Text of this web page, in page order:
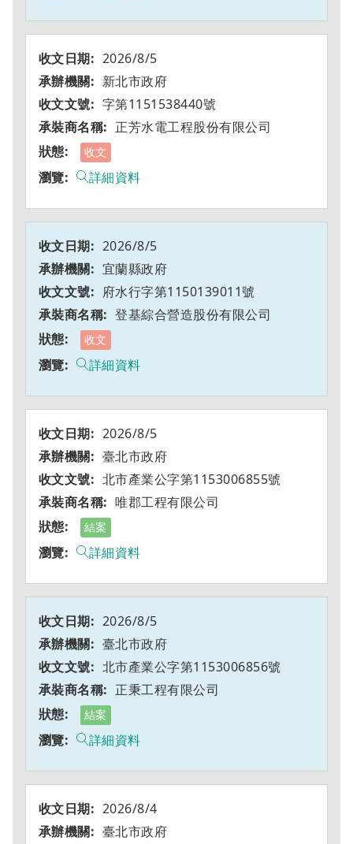
2026/8/5
新北市政府
字第1151538440號
正芳水電工程股份有限公司
收文
詳細資料
2026/8/5
宜蘭縣政府
府水行字第1150139011號
登基綜合營造股份有限公司
收文
詳細資料
2026/8/5
臺北市政府
北市產業公字第1153006855號
唯郡工程有限公司
結案
詳細資料
2026/8/5
臺北市政府
北市產業公字第1153006856號
正秉工程有限公司
結案
詳細資料
2026/8/4
臺北市政府